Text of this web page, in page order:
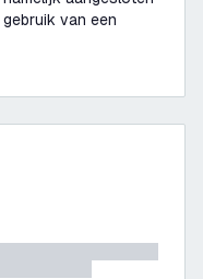
van een